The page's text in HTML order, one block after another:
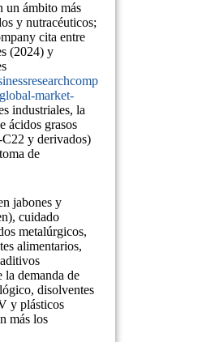
un ámbito más
y nutracéuticos;
cita entre
(2024) y
market-
industriales, la
ácidos grasos
y derivados)
de
jabones y
cuidado
metalúrgicos,
alimentarios,
la demanda de
disolventes
y plásticos
más los